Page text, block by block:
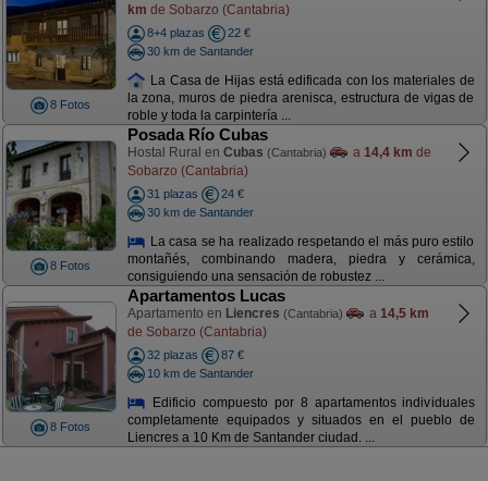
8 Fotos
km de Sobarzo (Cantabria)
8+4 plazas
22 €
30 km de Santander
La Casa de Hijas está edificada con los materiales de
la zona, muros de piedra arenisca, estructura de vigas de
roble y toda la carpintería ...
8 Fotos
Posada Río Cubas
Hostal Rural en Cubas (Cantabria) a 14,4 km de
Sobarzo (Cantabria)
31 plazas
24 €
30 km de Santander
La casa se ha realizado respetando el más puro estilo
montañés, combinando madera, piedra y cerámica,
consiguiendo una sensación de robustez ...
8 Fotos
Apartamentos Lucas
Apartamento en Liencres (Cantabria) a 14,5 km
de Sobarzo (Cantabria)
32 plazas
87 €
10 km de Santander
Edificio compuesto por 8 apartamentos individuales
completamente equipados y situados en el pueblo de
Liencres a 10 Km de Santander ciudad. ...